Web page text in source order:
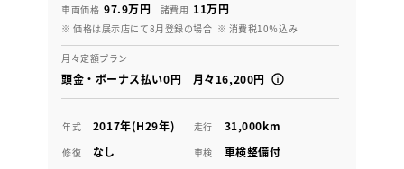
車両価格 97.9万円 諸費用 11万円
※ 価格は展示店にて8月登録の場合 ※ 消費税10％込み
月々定額プラン
頭金・ボーナス払い0円 月々16,200円
年式 2017年(H29年) 走行 31,000km
修復 なし 車検 車検整備付